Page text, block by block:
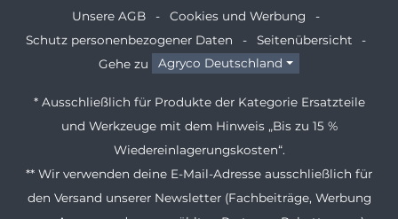
Unsere AGB
Cookies und Werbung
Schutz personenbezogener Daten
Seitenübersicht
Gehe zu
Agryco Deutschland
* Ausschließlich für Produkte der Kategorie Ersatzteile
und Werkzeuge mit dem Hinweis „Bis zu 15 %
Wiedereinlagerungskosten“.
** Wir verwenden deine E-Mail-Adresse ausschließlich für
den Versand unserer Newsletter (Fachbeiträge, Werbung